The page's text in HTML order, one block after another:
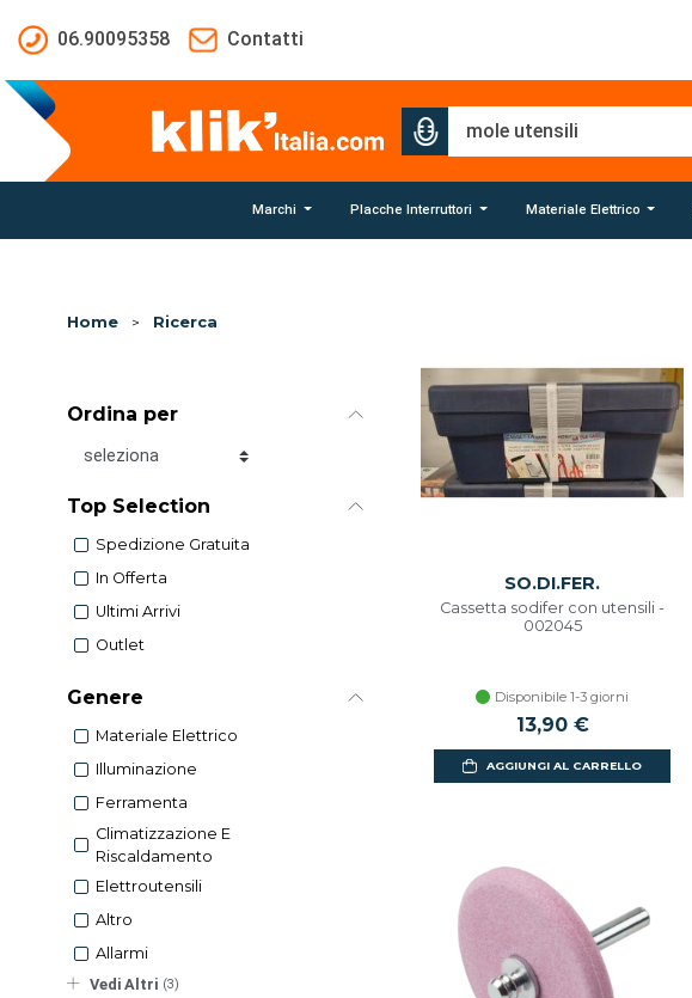
06.90095358
Contatti
Marchi Placche Interruttori Materiale Elettrico
Home > Ricerca
Ordina per
Ordina per
Top Selection
Spedizione Gratuita
In Offerta
Ultimi Arrivi
Outlet
Genere
Materiale Elettrico
Illuminazione
Ferramenta
Climatizzazione E
Riscaldamento
Elettroutensili
Altro
Allarmi
Vedi Altri (3)
SO.DI.FER.
Cassetta sodifer con utensili -
002045
Disponibile 1-3 giorni
13,90 €
AGGIUNGI AL CARRELLO